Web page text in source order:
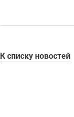
К списку новостей